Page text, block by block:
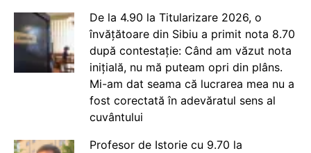
De la 4.90 la Titularizare 2026, o
învățătoare din Sibiu a primit nota 8.70
după contestație: Când am văzut nota
inițială, nu mă puteam opri din plâns.
Mi-am dat seama că lucrarea mea nu a
fost corectată în adevăratul sens al
cuvântului
Profesor de Istorie cu 9.70 la